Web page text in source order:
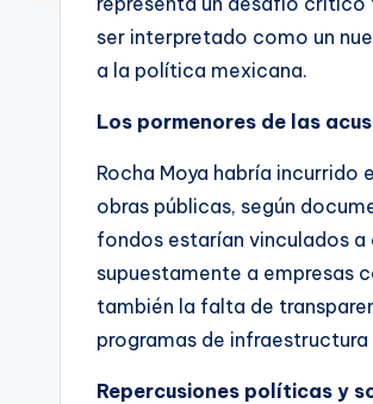
ser interpretado como un
a la política mexicana.
Los pormenores de las
Rocha Moya habría
obras públicas, según
fondos estarían vinculados
supuestamente a empresas
también la falta de
programas de infraestructura
Repercusiones políticas y